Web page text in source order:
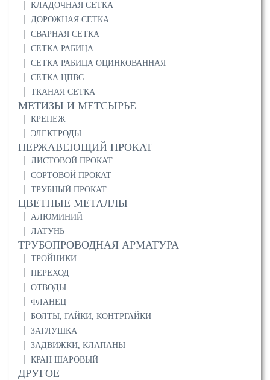
КЛАДОЧНАЯ СЕТКА
ДОРОЖНАЯ СЕТКА
СВАРНАЯ СЕТКА
СЕТКА РАБИЦА
СЕТКА РАБИЦА ОЦИНКОВАННАЯ
СЕТКА ЦПВС
ТКАНАЯ СЕТКА
МЕТИЗЫ И МЕТСЫРЬЕ
КРЕПЕЖ
ЭЛЕКТРОДЫ
НЕРЖАВЕЮЩИЙ ПРОКАТ
ЛИСТОВОЙ ПРОКАТ
СОРТОВОЙ ПРОКАТ
ТРУБНЫЙ ПРОКАТ
ЦВЕТНЫЕ МЕТАЛЛЫ
АЛЮМИНИЙ
ЛАТУНЬ
ТРУБОПРОВОДНАЯ АРМАТУРА
ТРОЙНИКИ
ПЕРЕХОД
ОТВОДЫ
ФЛАНЕЦ
БОЛТЫ, ГАЙКИ, КОНТРГАЙКИ
ЗАГЛУШКА
ЗАДВИЖКИ, КЛАПАНЫ
КРАН ШАРОВЫЙ
ДРУГОЕ